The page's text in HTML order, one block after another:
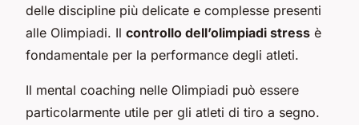
delle discipline più delicate e complesse presenti
alle Olimpiadi. Il controllo dell’olimpiadi stress è
fondamentale per la performance degli atleti.
Il mental coaching nelle Olimpiadi può essere
particolarmente utile per gli atleti di tiro a segno.